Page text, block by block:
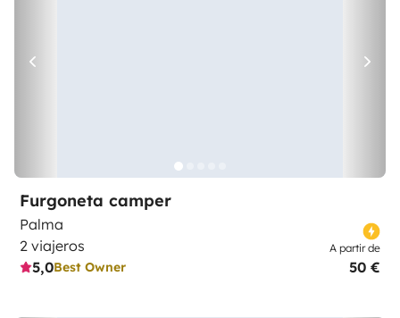
Furgoneta camper
Palma
2 viajeros
5,0Best Owner
A partir de
50 €